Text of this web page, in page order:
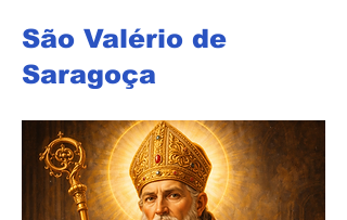
São Valério de
Saragoça